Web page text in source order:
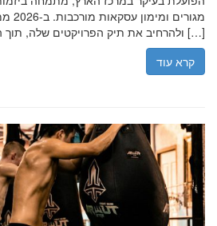
ולהרחיב את תיק הפרויקטים שלה, תוך הדגשת ערכי […]
קרא עוד